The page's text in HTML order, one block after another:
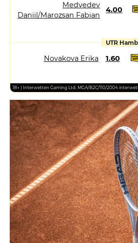
Medvedev
Daniil/Marozsan Fabian
4.00
UTR
Novakova Erika 1.60
18+ | Interwetten Gaming Ltd. MGA/B2C/110/2004